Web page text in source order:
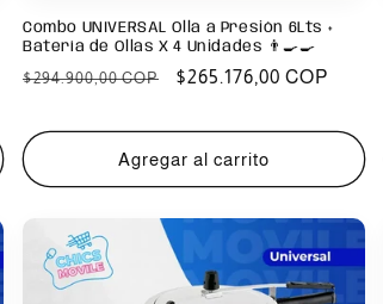
Combo UNIVERSAL Olla a Presión 6Lts +
Batería de Ollas X 4 Unidades 👨‍🍳🍳
Precio
$294.900,00 COP
Precio
oferta
$265.176,00 COP
Agregar al carrito